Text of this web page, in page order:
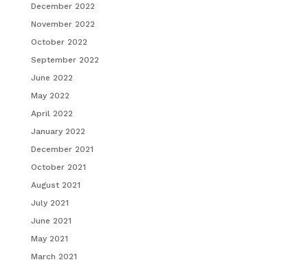
December 2022
November 2022
October 2022
September 2022
June 2022
May 2022
April 2022
January 2022
December 2021
October 2021
August 2021
July 2021
June 2021
May 2021
March 2021